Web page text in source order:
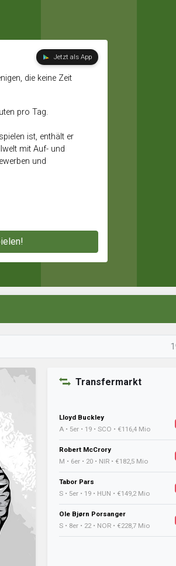
Jetzt als App
die keine Zeit
pro Tag.
ist, enthält er
mit Auf- und
und
19:20
Transfermarkt
Lloyd Buckley
A • 5er • 19 • SCO • €116,4 Mio
Robert McCrory
M • 6er • 20 • NIR • €182,5 Mio
Tabor Pars
S • 5er • 19 • HUN • €149,2 Mio
Ole Bjørn Porsanger
S • 8er • 22 • NOR • €228,7 Mio